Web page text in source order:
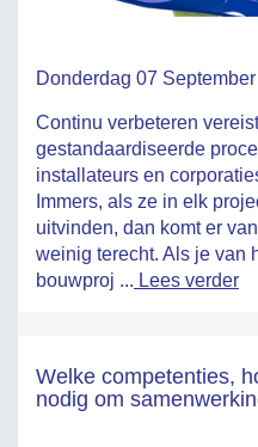
Donderdag 07
Continu verbeteren
gestandaardiseerde
installateurs en
Immers, als ze in elk
uitvinden, dan komt er
weinig terecht. Als je van
bouwproj ... Lees verder
Welke competenties,
nodig om